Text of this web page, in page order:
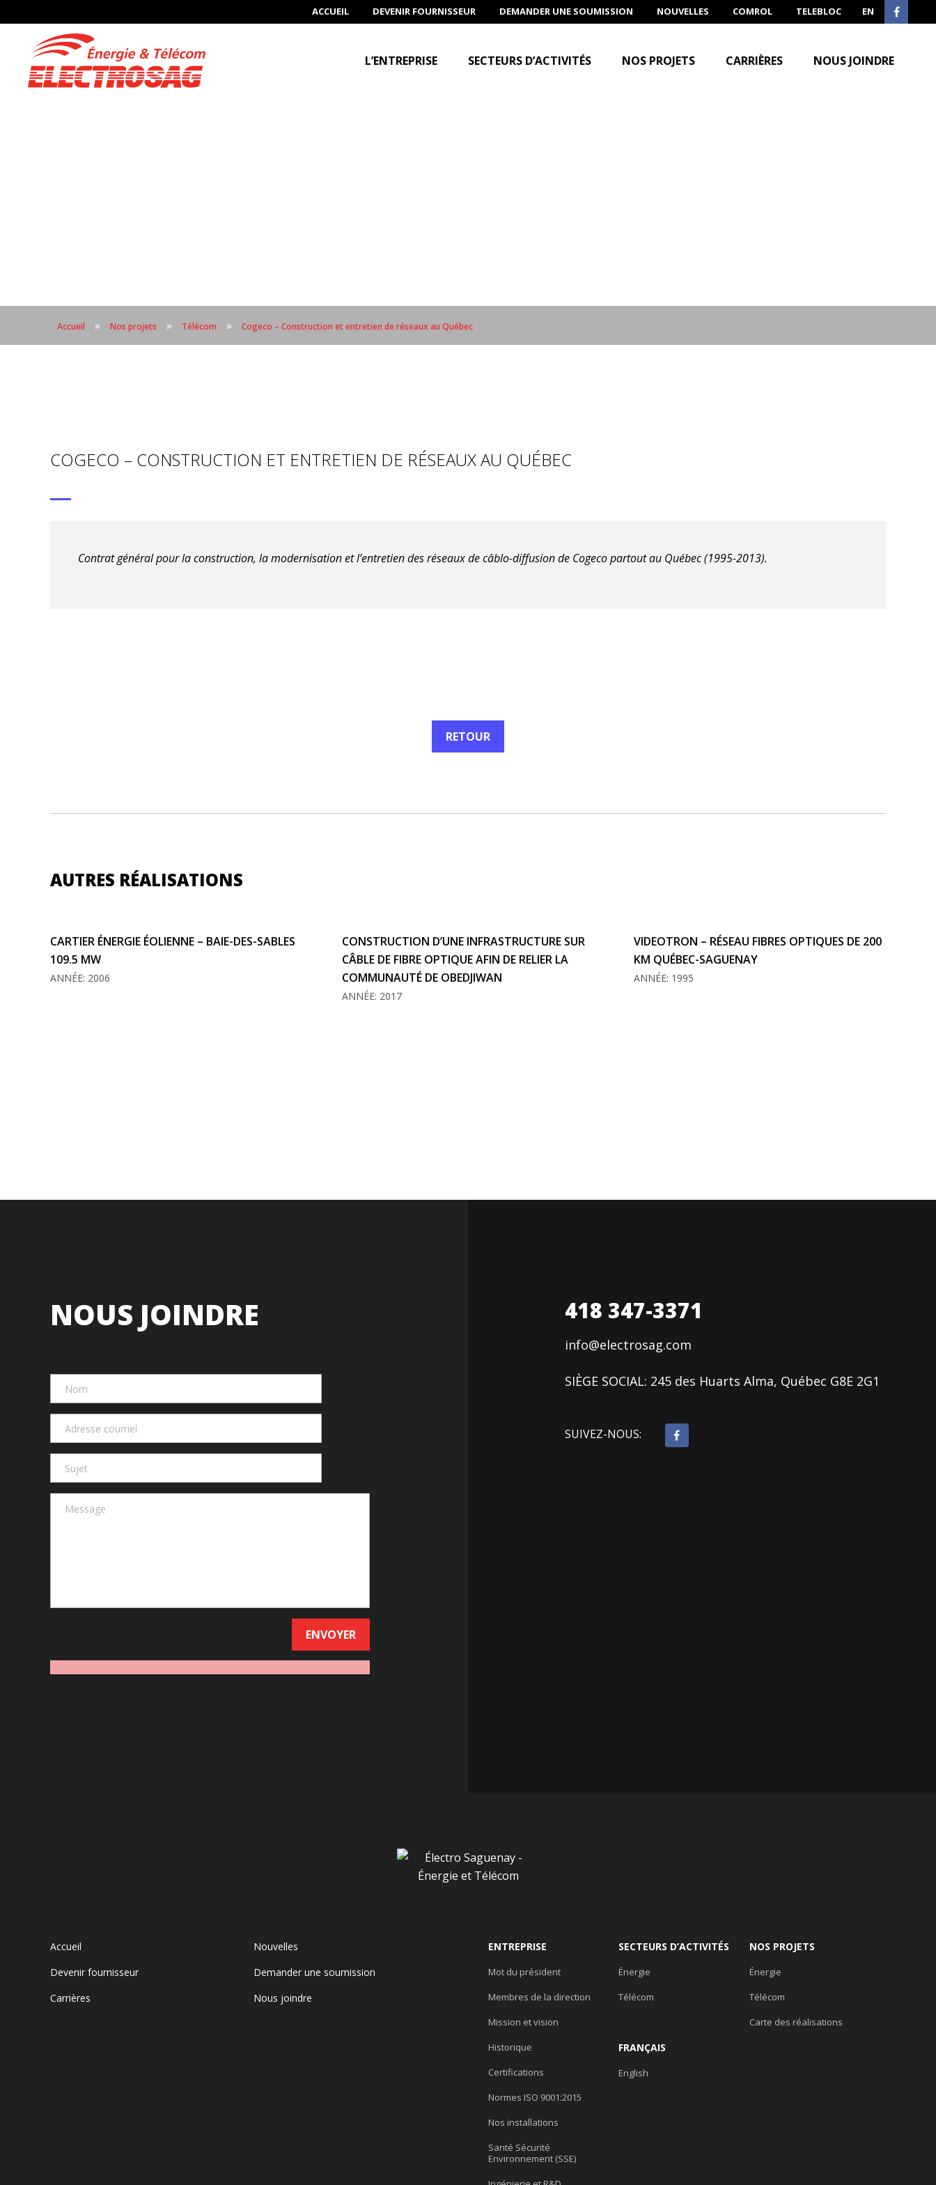
EN
ACCUEIL DEVENIR FOURNISSEUR DEMANDER UNE SOUMISSION NOUVELLES COMROL TELEBLOC
L’ENTREPRISE SECTEURS D’ACTIVITÉS NOS PROJETS CARRIÈRES NOUS JOINDRE
Accueil » Nos projets » Télécom » Cogeco – Construction et entretien de réseaux au Québec
COGECO – CONSTRUCTION ET ENTRETIEN DE RÉSEAUX AU QUÉBEC
Contrat général pour la construction, la modernisation et l’entretien des réseaux de câblo-diffusion de Cogeco partout au Québec (1995-2013).
RETOUR
AUTRES RÉALISATIONS
CARTIER ÉNERGIE ÉOLIENNE – BAIE-DES-SABLES
109.5 MW
ANNÉE: 2006
CONSTRUCTION D’UNE INFRASTRUCTURE SUR
CÂBLE DE FIBRE OPTIQUE AFIN DE RELIER LA
COMMUNAUTÉ DE OBEDJIWAN
ANNÉE: 2017
VIDEOTRON – RÉSEAU FIBRES OPTIQUES DE 200
KM QUÉBEC-SAGUENAY
ANNÉE: 1995
NOUS JOINDRE 418 347-3371
info@electrosag.com
SIÈGE SOCIAL: 245 des Huarts Alma, Québec G8E 2G1
SUIVEZ-NOUS:
Accueil
Devenir fournisseur
Carrières
Nouvelles
Demander une soumission
Nous joindre
ENTREPRISE
Mot du président
Membres de la direction
Mission et vision
Historique
Certifications
Normes ISO 9001:2015
Nos installations
Santé Sécurité
Environnement (SSE)
SECTEURS D’ACTIVITÉS
Énergie
Télécom
NOS PROJETS
Énergie
Télécom
Carte des réalisations
FRANÇAIS
English